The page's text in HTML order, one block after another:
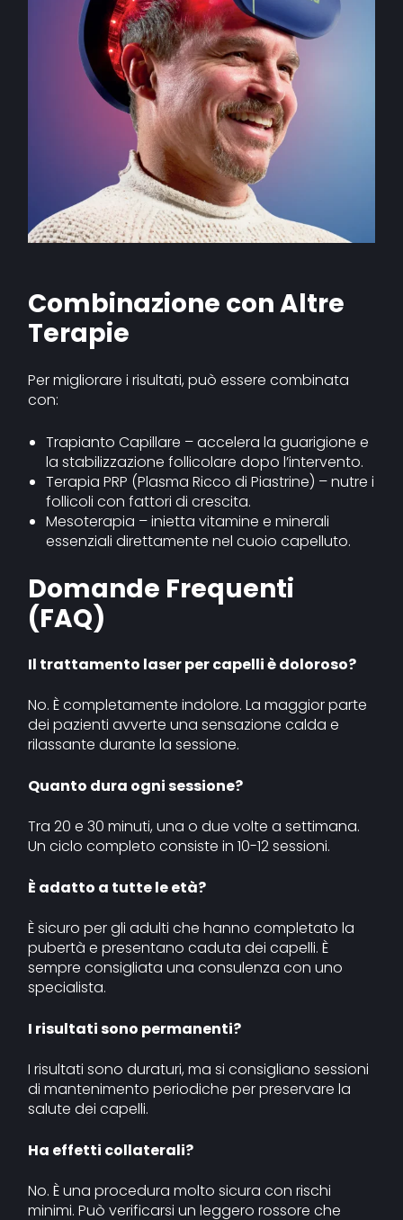
Combinazione con Altre
Terapie
Per migliorare i risultati, può essere combinata
con:
Trapianto Capillare – accelera la guarigione e
la stabilizzazione follicolare dopo l’intervento.
Terapia PRP (Plasma Ricco di Piastrine) – nutre i
follicoli con fattori di crescita.
Mesoterapia – inietta vitamine e minerali
essenziali direttamente nel cuoio capelluto.
Domande Frequenti
(FAQ)
Il trattamento laser per capelli è doloroso?
No. È completamente indolore. La maggior parte
dei pazienti avverte una sensazione calda e
rilassante durante la sessione.
Quanto dura ogni sessione?
Tra 20 e 30 minuti, una o due volte a settimana.
Un ciclo completo consiste in 10-12 sessioni.
È adatto a tutte le età?
È sicuro per gli adulti che hanno completato la
pubertà e presentano caduta dei capelli. È
sempre consigliata una consulenza con uno
specialista.
I risultati sono permanenti?
I risultati sono duraturi, ma si consigliano sessioni
di mantenimento periodiche per preservare la
salute dei capelli.
Ha effetti collaterali?
No. È una procedura molto sicura con rischi
minimi. Può verificarsi un leggero rossore che